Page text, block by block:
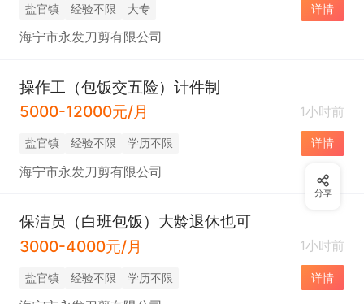
盐官镇 经验不限 大专 详情
海宁市永发刀剪有限公司
操作工（包饭交五险）计件制
5000-12000元/月
1小时前
盐官镇 经验不限 学历不限 详情
海宁市永发刀剪有限公司
保洁员（白班包饭）大龄退休也可
3000-4000元/月
1小时前
盐官镇 经验不限 学历不限 详情
分享